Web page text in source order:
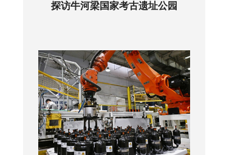
探访牛河梁国家考古遗址公园